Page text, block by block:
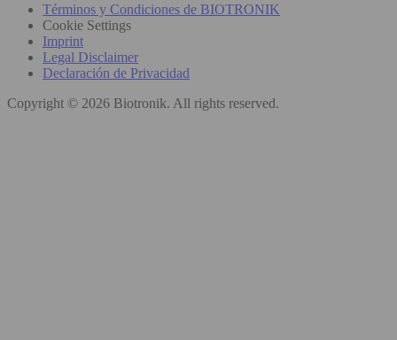
Términos y Condiciones de BIOTRONIK
Cookie Settings
Imprint
Legal Disclaimer
Declaración de Privacidad
Copyright © 2026 Biotronik. All rights reserved.